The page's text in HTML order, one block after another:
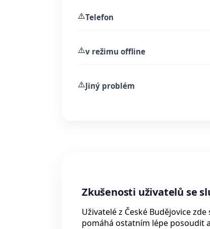
⚠️Telefon
⚠️v režimu offline
⚠️Jiný problém
Zkušenosti uživatelů se
Uživatelé z České Budějovice
pomáhá ostatním lépe posoudit